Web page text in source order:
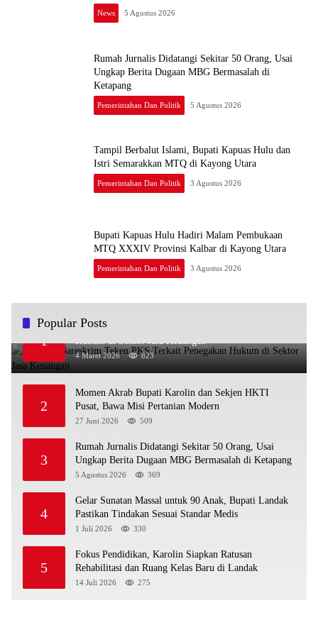
News 5 Agustus 2026
Rumah Jurnalis Didatangi Sekitar 50 Orang, Usai
Ungkap Berita Dugaan MBG Bermasalah di
Ketapang
Pemerintahan Dan Politik 5 Agustus 2026
Tampil Berbalut Islami, Bupati Kapuas Hulu dan
Istri Semarakkan MTQ di Kayong Utara
Pemerintahan Dan Politik 3 Agustus 2026
Bupati Kapuas Hulu Hadiri Malam Pembukaan
MTQ XXXIV Provinsi Kalbar di Kayong Utara
Pemerintahan Dan Politik 3 Agustus 2026
Popular Posts
1
OJK dan Bareskrim Teken PKS Terkait Penegakan
Hukum di Sektor Jasa Keuangan
4 Maret 2026 823
2
Momen Akrab Bupati Karolin dan Sekjen HKTI
27 Juni 2026 509
3
Rumah Jurnalis Didatangi Sekitar 50 Orang, Usai
Ungkap Berita Dugaan MBG Bermasalah di Ketapang
5 Agustus 2026 369
4
Gelar Sunatan Massal untuk 90 Anak, Bupati Landak
Pastikan Tindakan Sesuai Standar Medis
1 Juli 2026 330
5
Fokus Pendidikan, Karolin Siapkan Ratusan
Rehabilitasi dan Ruang Kelas Baru di Landak
14 Juli 2026 275